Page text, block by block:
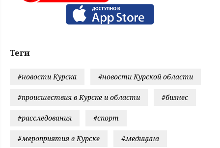
Теги
#новости Курска #новости Курской области
#происшествия в Курске и области #бизнес
#расследования #спорт
#мероприятия в Курске #медицина